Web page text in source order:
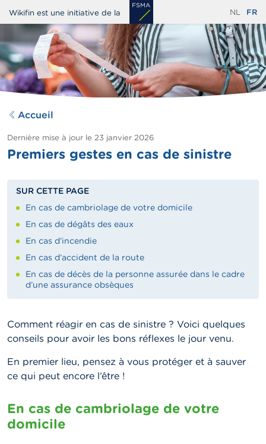
Aller
au
principal
Wikifin est une initiative de la NL FR
Accueil
Dernière mise à jour le 23 janvier 2026
Premiers gestes en cas de sinistre
SUR CETTE PAGE
En cas de cambriolage de votre domicile
En cas de dégâts des eaux
En cas d’incendie
En cas d’accident de la route
En cas de décès de la personne assurée dans le cadre
d’une assurance obsèques
Comment réagir en cas de sinistre ? Voici quelques
conseils pour avoir les bons réflexes le jour venu.
En premier lieu, pensez à vous protéger et à sauver
ce qui peut encore l’être !
En cas de cambriolage de votre
domicile